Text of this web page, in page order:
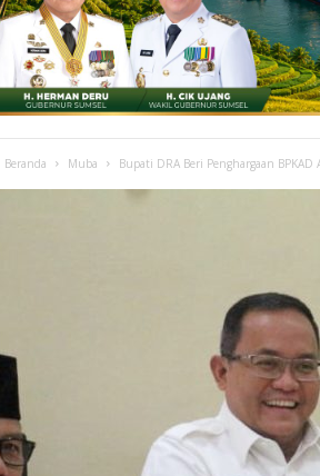
Beranda Muba Bupati DRA Beri Penghargaan BPKAD